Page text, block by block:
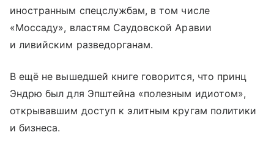
иностранным спецслужбам, в том числе
«Моссаду», властям Саудовской Аравии
и ливийским разведорганам.
В ещё не вышедшей книге говорится, что принц
Эндрю был для Эпштейна «полезным идиотом»,
открывавшим доступ к элитным кругам политики
и бизнеса.